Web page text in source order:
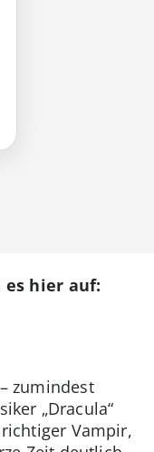
es hier auf:
zumindest
„Dracula“
Vampir,